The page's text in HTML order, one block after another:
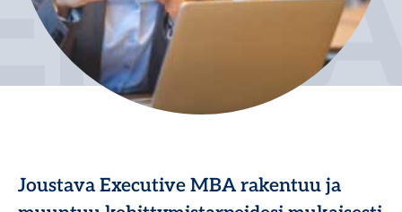
Joustava Executive MBA rakentuu ja